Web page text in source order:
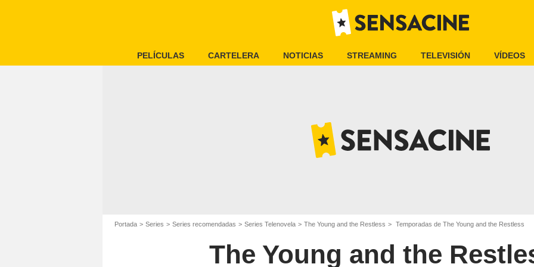
PELÍCULAS CARTELERA NOTICIAS STREAMING TELEVISIÓN VÍDEOS
Portada Series Series recomendadas Series Telenovela The Young and the Restless Temporadas de The Young and the Restless
The Young and the